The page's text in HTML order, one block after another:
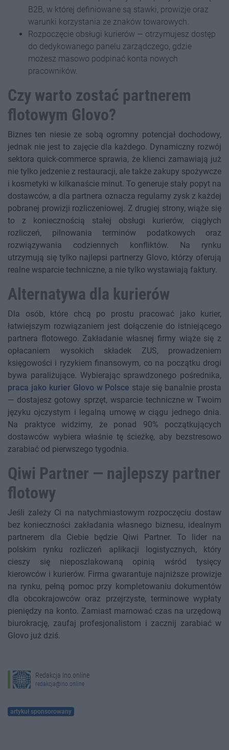
B2B, w której definiowane są stawki, prowizje oraz
warunki korzystania ze znaków towarowych.
Rozpoczęcie obsługi kurierów — otrzymujesz dostęp
do dedykowanego panelu zarządczego, gdzie
możesz masowo podpinać konta nowych
pracowników.
Czy warto zostać partnerem
flotowym Glovo?
Biznes ten niesie ze sobą ogromny potencjał dochodowy,
jednak nie jest to zajęcie dla każdego. Dynamiczny rozwój
sektora quick-commerce sprawia, że klienci zamawiają już
nie tylko jedzenie z restauracji, ale także zakupy spożywcze
i kosmetyki w kilkanaście minut. To generuje stały popyt na
dostawców, a dla partnera oznacza regularny zysk z każdej
pobranej prowizji rozliczeniowej. Z drugiej strony, wiąże się
to z koniecznością stałej obsługi kurierów, ciągłych
rozliczeń, pilnowania terminów podatkowych oraz
rozwiązywania codziennych konfliktów. Na rynku
utrzymują się tylko najlepsi partnerzy Glovo, którzy oferują
realne wsparcie techniczne, a nie tylko wystawiają faktury.
Alternatywa dla kurierów
Dla osób, które chcą po prostu pracować jako kurier,
łatwiejszym rozwiązaniem jest dołączenie do istniejącego
partnera flotowego. Zakładanie własnej firmy wiąże się z
opłacaniem wysokich składek ZUS, prowadzeniem
księgowości i ryzykiem finansowym, co na początku drogi
bywa paraliżujące. Wybierając sprawdzonego pośrednika,
praca jako kurier Glovo w Polsce staje się banalnie prosta
— dostajesz gotowy sprzęt, wsparcie techniczne w Twoim
języku ojczystym i legalną umowę w ciągu jednego dnia.
Na praktyce widzimy, że ponad 90% początkujących
dostawców wybiera właśnie tę ścieżkę, aby bezstresowo
zarabiać od pierwszego tygodnia.
Qiwi Partner — najlepszy partner
flotowy
Jeśli zależy Ci na natychmiastowym rozpoczęciu dostaw
bez konieczności zakładania własnego biznesu, idealnym
partnerem dla Ciebie będzie Qiwi Partner. To lider na
polskim rynku rozliczeń aplikacji logistycznych, który
cieszy się nieposzlakowaną opinią wśród tysięcy
kierowców i kurierów. Firma gwarantuje najniższe prowizje
na rynku, pełną pomoc przy kompletowaniu dokumentów
dla obcokrajowców oraz przejrzyste, terminowe wypłaty
pieniędzy na konto. Zamiast marnować czas na urzędową
biurokrację, zaufaj profesjonalistom i zacznij zarabiać w
Glovo już dziś.
Redakcja Ino.online
redakcja@ino.online
artykuł sponsorowany